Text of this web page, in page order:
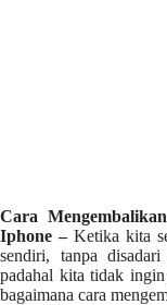
Cara
Iphone –Ketika kita
sendiri, tanpa
padahal kita tidak
bagaimana cara